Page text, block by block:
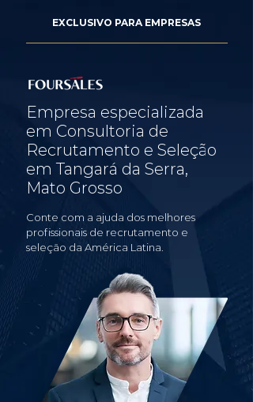
EXCLUSIVO PARA EMPRESAS
Empresa especializada
em Consultoria de
Recrutamento e Seleção
em Tangará da Serra,
Mato Grosso
Conte com a ajuda dos melhores
profissionais de recrutamento e
seleção da América Latina.